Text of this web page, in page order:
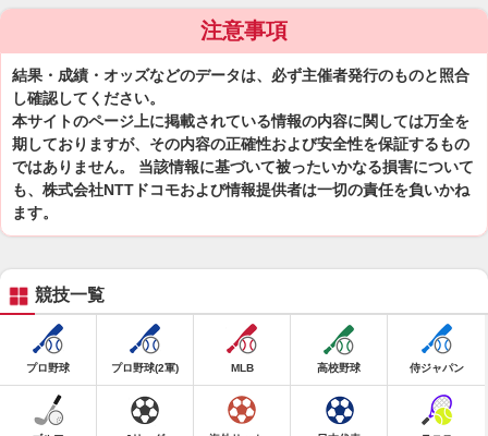
注意事項
結果・成績・オッズなどのデータは、必ず主催者発行のものと照合
し確認してください。
本サイトのページ上に掲載されている情報の内容に関しては万全を
期しておりますが、その内容の正確性および安全性を保証するもの
ではありません。 当該情報に基づいて被ったいかなる損害について
も、株式会社NTTドコモおよび情報提供者は一切の責任を負いかね
ます。
競技一覧
プロ野球 プロ野球(2軍) MLB 高校野球 侍ジャパン